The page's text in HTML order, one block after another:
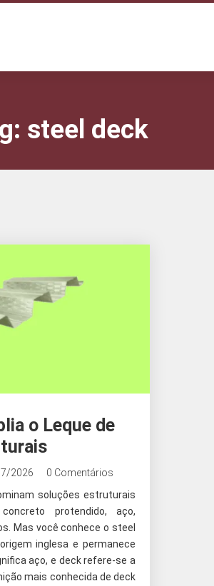
steel deck
o Leque de
2026
0 Comentários
soluções estruturais
protendido, aço,
Mas você conhece o steel
inglesa e permanece
aço, e deck refere-se a
mais conhecida de deck